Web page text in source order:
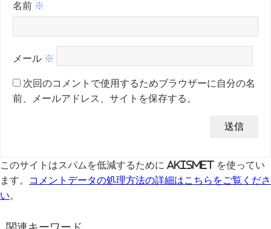
名前 ※
メール ※
次回のコメントで使用するためブラウザーに自分の名
前、メールアドレス、サイトを保存する。
このサイトはスパムを低減するために Akismet を使ってい
ます。
コメントデータの処理方法の詳細はこちらをご覧くださ
い